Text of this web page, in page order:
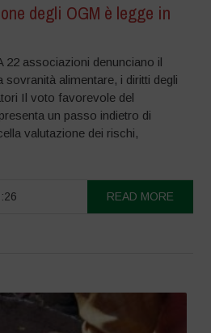
degli OGM è legge in
22 associazioni denunciano il
alimentare, i diritti degli
Il voto favorevole del
un passo indietro di
valutazione dei rischi,
READ MORE